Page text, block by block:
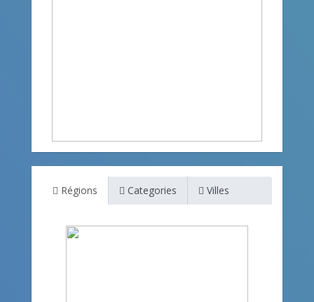
Régions Categories Villes